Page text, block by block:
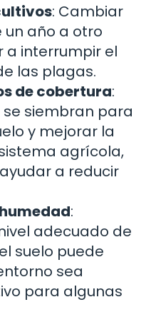
: Cambiar
un año a otro
a interrumpir el
las plagas.
de cobertura:
siembran para
y mejorar la
agrícola,
a reducir
:
adecuado de
suelo puede
sea
para algunas